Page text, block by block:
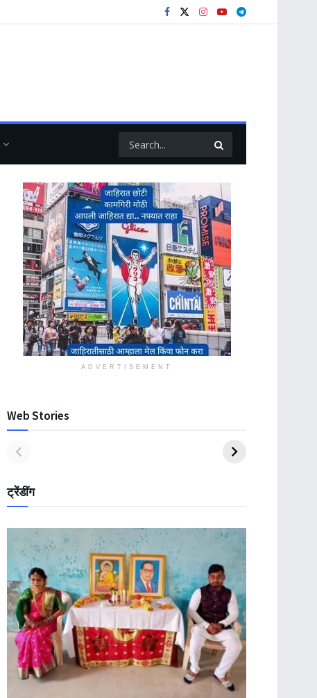
ADVERTISEMENT
Web Stories
ट्रेंडींग